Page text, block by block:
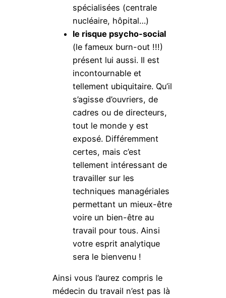
spécialisées (centrale
nucléaire, hôpital…)
le risque psycho-social
(le fameux burn-out !!!)
présent lui aussi. Il est
incontournable et
tellement ubiquitaire. Qu’il
s’agisse d’ouvriers, de
cadres ou de directeurs,
tout le monde y est
exposé. Différemment
certes, mais c’est
tellement intéressant de
travailler sur les
techniques managériales
permettant un mieux-être
voire un bien-être au
travail pour tous. Ainsi
votre esprit analytique
sera le bienvenu !
Ainsi vous l’aurez compris le
médecin du travail n’est pas là